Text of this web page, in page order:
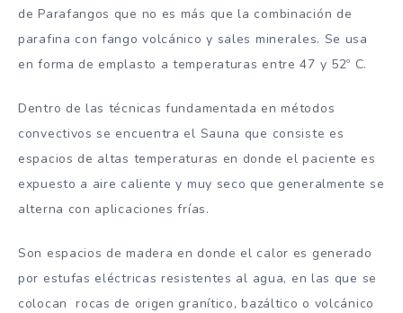
de Parafangos que no es más que la combinación de
parafina con fango volcánico y sales minerales. Se usa
en forma de emplasto a temperaturas entre 47 y 52º C.
Dentro de las técnicas fundamentada en métodos
convectivos se encuentra el Sauna que consiste es
espacios de altas temperaturas en donde el paciente es
expuesto a aire caliente y muy seco que generalmente se
alterna con aplicaciones frías.
Son espacios de madera en donde el calor es generado
por estufas eléctricas resistentes al agua, en las que se
colocan rocas de origen granítico, bazáltico o volcánico